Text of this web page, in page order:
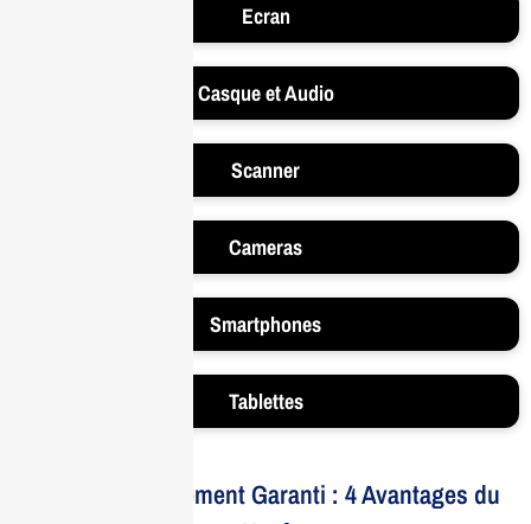
Ecran
Casque et Audio
Scanner
Cameras
Smartphones
Tablettes
Votre Investissement Garanti : 4 Avantages du